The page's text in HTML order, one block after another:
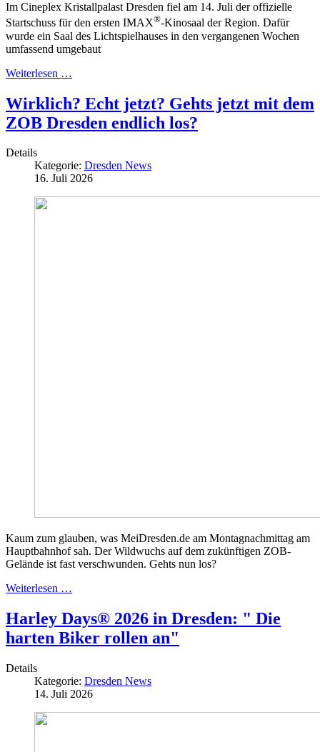
Im Cineplex Kristallpalast Dresden fiel am 14. Juli der offizielle
Startschuss für den ersten IMAX®-Kinosaal der Region. Dafür
wurde ein Saal des Lichtspielhauses in den vergangenen Wochen
umfassend umgebaut
Weiterlesen …
Wirklich? Echt jetzt? Gehts jetzt mit dem
ZOB Dresden endlich los?
Details
Kategorie: Dresden News
16. Juli 2026
Kaum zum glauben, was MeiDresden.de am Montagnachmittag am
Hauptbahnhof sah. Der Wildwuchs auf dem zukünftigen ZOB-
Gelände ist fast verschwunden. Gehts nun los?
Weiterlesen …
Harley Days® 2026 in Dresden: " Die
harten Biker rollen an"
Details
Kategorie: Dresden News
14. Juli 2026